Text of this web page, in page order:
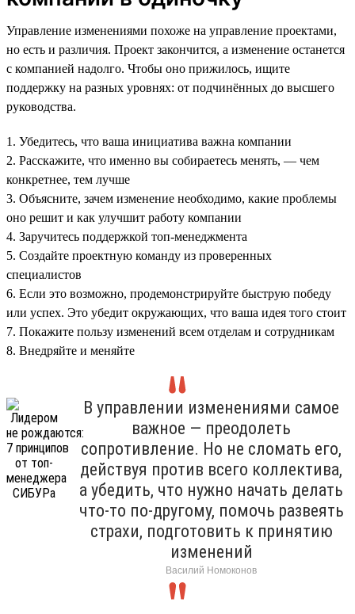
Управление изменениями похоже на управление проектами,
но есть и различия. Проект закончится, а изменение останется
с компанией надолго. Чтобы оно прижилось, ищите
поддержку на разных уровнях: от подчинённых до высшего
руководства.
1. Убедитесь, что ваша инициатива важна компании
2. Расскажите, что именно вы собираетесь менять, — чем
конкретнее, тем лучше
3. Объясните, зачем изменение необходимо, какие проблемы
оно решит и как улучшит работу компании
4. Заручитесь поддержкой топ-менеджмента
5. Создайте проектную команду из проверенных
специалистов
6. Если это возможно, продемонстрируйте быструю победу
или успех. Это убедит окружающих, что ваша идея того стоит
7. Покажите пользу изменений всем отделам и сотрудникам
8. Внедряйте и меняйте
В управлении изменениями самое
важное — преодолеть
сопротивление. Но не сломать его,
действуя против всего коллектива,
а убедить, что нужно начать делать
что-то по-другому, помочь развеять
страхи, подготовить к принятию
изменений
Василий Номоконов